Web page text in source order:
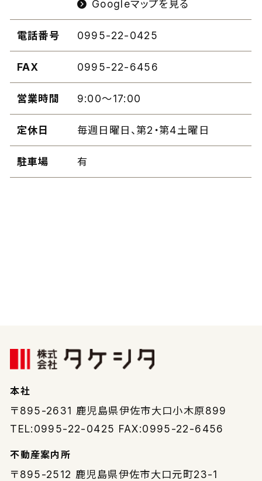
Googleマップを見る
電話番号 0995-22-0425
FAX 0995-22-6456
営業時間 9:00〜17:00
定休日 毎週日曜日、第2・第4土曜日
駐車場 有
本社
〒895-2631 鹿児島県伊佐市大口小木原899
TEL:0995-22-0425 FAX:0995-22-6456
不動産案内所
〒895-2512 鹿児島県伊佐市大口元町23-1